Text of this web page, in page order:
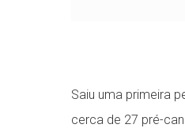
Pressione Enter
Saiu uma primeira
cerca de 27 pré-